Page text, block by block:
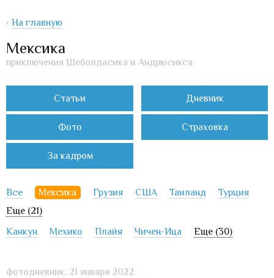
‹ На главную
Мексика
приключения Шеболдасика и Андрюсикса
Статьи Дневник
Фото Страховка
За кадром
Все Мексика Грузия США Таиланд
Турция
Еще (21)
Канкун
Мехико Плайя Чичен-Ица Еще (30)
фотодневник, 21 января 2022